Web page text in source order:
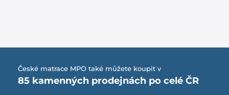
České matrace MPO také můžete koupit v
85 kamenných prodejnách po celé ČR